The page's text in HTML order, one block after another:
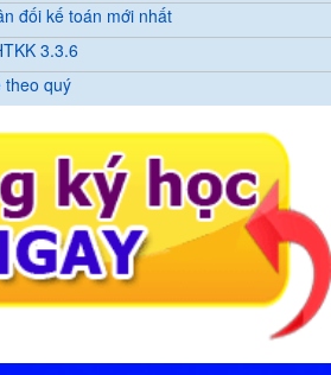
đối kế toán mới nhất
3.3.6
theo quý